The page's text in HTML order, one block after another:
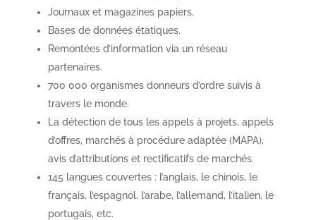
Journaux et magazines papiers.
Bases de données étatiques.
Remontées d’information via un réseau
partenaires.
700 000 organismes donneurs d’ordre suivis à
travers le monde.
La détection de tous les appels à projets, appels
d’offres, marchés à procédure adaptée (MAPA),
avis d’attributions et rectificatifs de marchés.
145 langues couvertes : l’anglais, le chinois, le
français, l’espagnol, l’arabe, l’allemand, l’italien, le
portugais, etc.